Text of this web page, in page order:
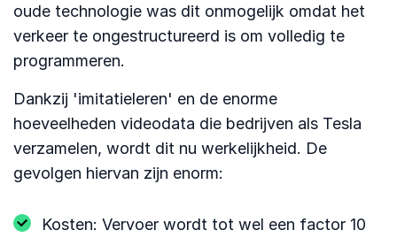
oude technologie was dit onmogelijk omdat het
verkeer te ongestructureerd is om volledig te
programmeren.
Dankzij 'imitatieleren' en de enorme
hoeveelheden videodata die bedrijven als Tesla
verzamelen, wordt dit nu werkelijkheid. De
gevolgen hiervan zijn enorm:
Kosten: Vervoer wordt tot wel een factor 10